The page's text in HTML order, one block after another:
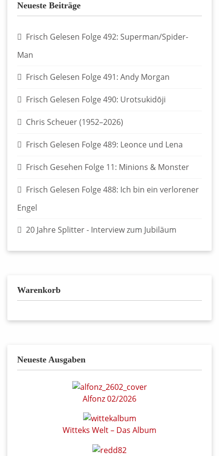
Neueste Beiträge
Frisch Gelesen Folge 492: Superman/Spider-
Man
Frisch Gelesen Folge 491: Andy Morgan
Frisch Gelesen Folge 490: Urotsukidōji
Chris Scheuer (1952–2026)
Frisch Gelesen Folge 489: Leonce und Lena
Frisch Gesehen Folge 11: Minions & Monster
Frisch Gelesen Folge 488: Ich bin ein verlorener
Engel
20 Jahre Splitter - Interview zum Jubiläum
Warenkorb
Neueste Ausgaben
Alfonz 02/2026
Witteks Welt – Das Album